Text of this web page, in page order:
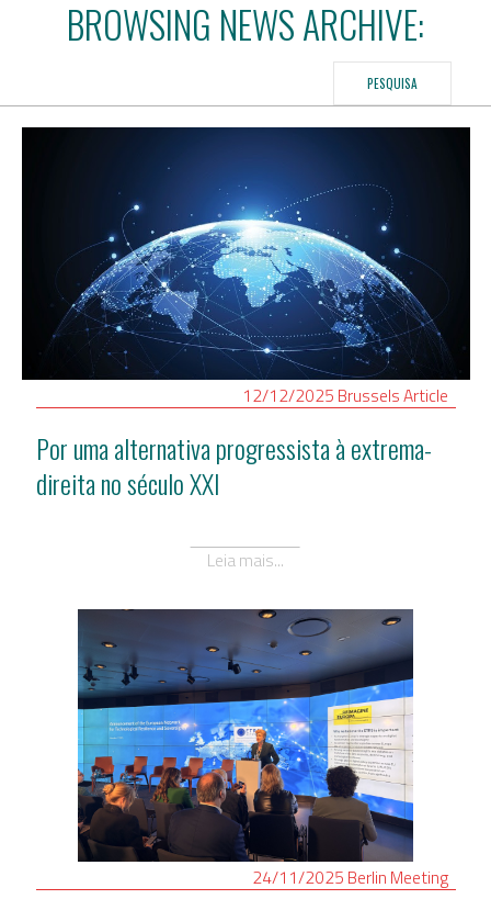
Assuntos Internacionais
Migração
Revolução Digital
Estratégia EU2020
PT
BROWSING NEWS ARCHIVE:
PESQUISA
12/12/2025 BrusselsArticle
Por uma alternativa progressista à extrema-
direita no século XXI
Leia mais...
24/11/2025 Berlin Meeting